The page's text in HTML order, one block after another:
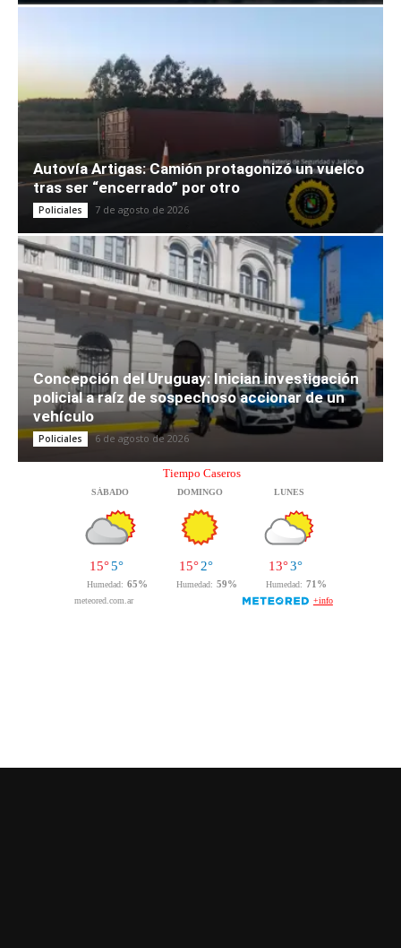
Autovía Artigas: Camión protagonizó un vuelco
tras ser “encerrado” por otro
Policiales 7 de agosto de 2026
Concepción del Uruguay: Inician investigación
policial a raíz de sospechoso accionar de un
vehículo
Policiales 6 de agosto de 2026